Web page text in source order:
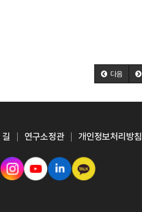
다음
연구소정관 개인정보처리방침